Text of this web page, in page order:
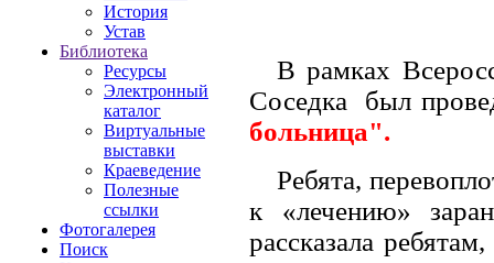
История
Устав
Библиотека
Ресурсы
Электронный
каталог
Виртуальные
выставки
Краеведение
Полезные
ссылки
Фотогалерея
Поиск
В рамках
Соседка был
больница".
Ребята,
к «лечению»
рассказала